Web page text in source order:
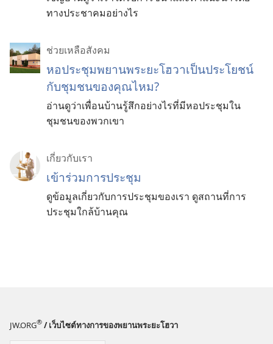
ทางประชาคมอย่างไร
ช่วยเหลือสังคม
หอ​ประชุม​พยาน​พระ​ยะโฮวา​เป็น​ประโยชน์​
กับ​ชุมชน​ของ​คุณ​ไหม?
อ่าน​ดู​ว่า​เพื่อน​บ้าน​รู้​สึก​อย่างไร​ที่​มี​หอ​ประชุม​ใน​
ชุมชน​ของ​พวก​เขา
เกี่ยว​กับ​เรา
เข้าร่วมการประชุม
ดูข้อมูลเกี่ยวกับการประชุมของเรา ดูสถานที่การ
ประชุมใกล้บ้านคุณ
JW.ORG® / เว็บไซต์ทางการของพยานพระยะโฮวา